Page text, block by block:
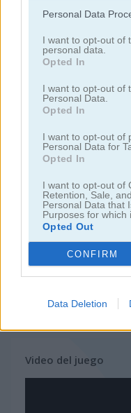
Personal Data
I want to opt-out of
personal data.
Opted In
I want to opt-out of
Personal Data.
Opted In
I want to opt-out of
Personal Data for
Opted In
I want to opt-out of
Retention, Sale,
Personal Data that
Purposes for which
Opted Out
CONFIRM
Data Deletion
juegos de vestir
juegos de moda
juegos de amor
juegos de
juegos de
juegos de
juegos
juegos de
Video del juego